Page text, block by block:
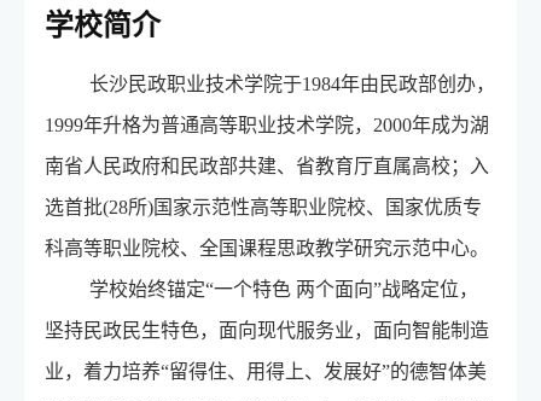
学校简介
长沙民政职业技术学院于1984年由民政部创办，
1999年升格为普通高等职业技术学院，2000年成为湖
南省人民政府和民政部共建、省教育厅直属高校；入
选首批(28所)国家示范性高等职业院校、国家优质专
科高等职业院校、全国课程思政教学研究示范中心。
学校始终锚定“一个特色 两个面向”战略定位，
坚持民政民生特色，面向现代服务业，面向智能制造
业，着力培养“留得住、用得上、发展好”的德智体美